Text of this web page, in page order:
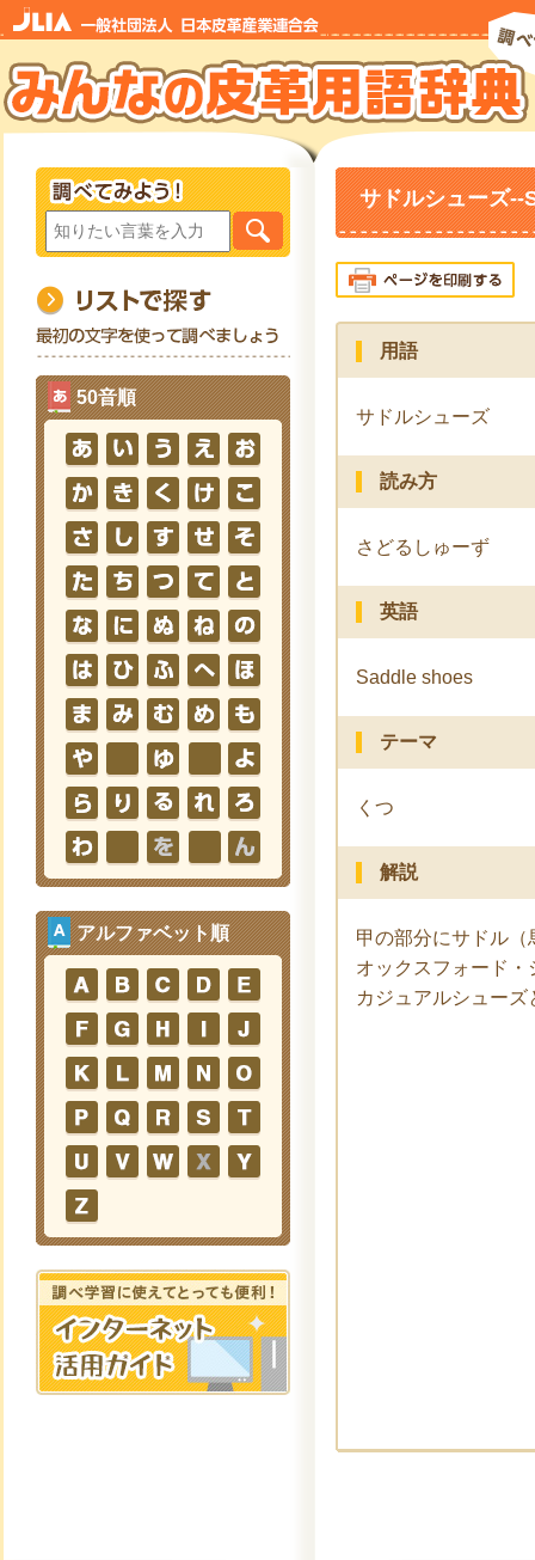
50音順
アルファベット順
サドルシューズ
用語
サドルシューズ
読み方
さどるしゅーず
英語
Saddle shoes
テーマ
くつ
解説
甲の部分にサドル
オックスフォード
カジュアルシュー